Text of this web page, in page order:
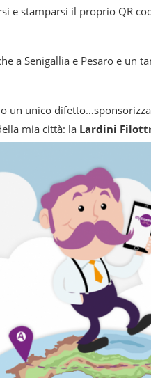
e stamparsi il proprio QR
a Senigallia e Pesaro e un
un unico
mia città: la Lardini